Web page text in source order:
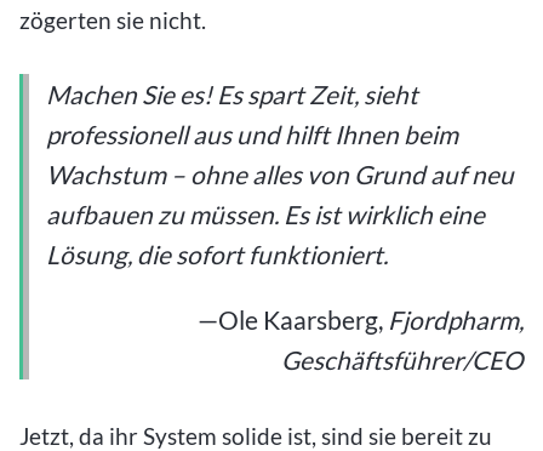
zögerten sie nicht.
Machen Sie es! Es spart Zeit, sieht
professionell aus und hilft Ihnen beim
Wachstum – ohne alles von Grund auf neu
aufbauen zu müssen. Es ist wirklich eine
Lösung, die sofort funktioniert.
—Ole Kaarsberg, Fjordpharm,
Geschäftsführer/CEO
Jetzt, da ihr System solide ist, sind sie bereit zu